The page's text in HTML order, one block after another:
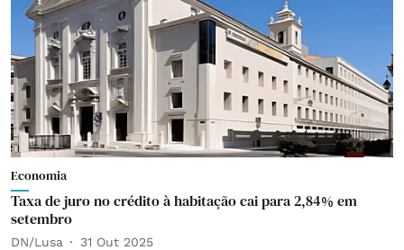
Economia
Taxa de juro no crédito à habitação cai para 2,84% em
setembro
DN/Lusa 31 Out 2025